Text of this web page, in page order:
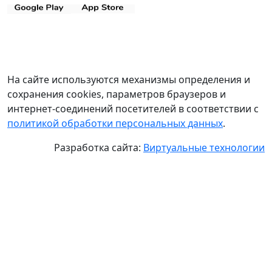
На сайте используются механизмы определения и
сохранения cookies, параметров браузеров и
интернет-соединений посетителей в соответствии с
политикой обработки персональных данных.
Разработка сайта: Виртуальные технологии